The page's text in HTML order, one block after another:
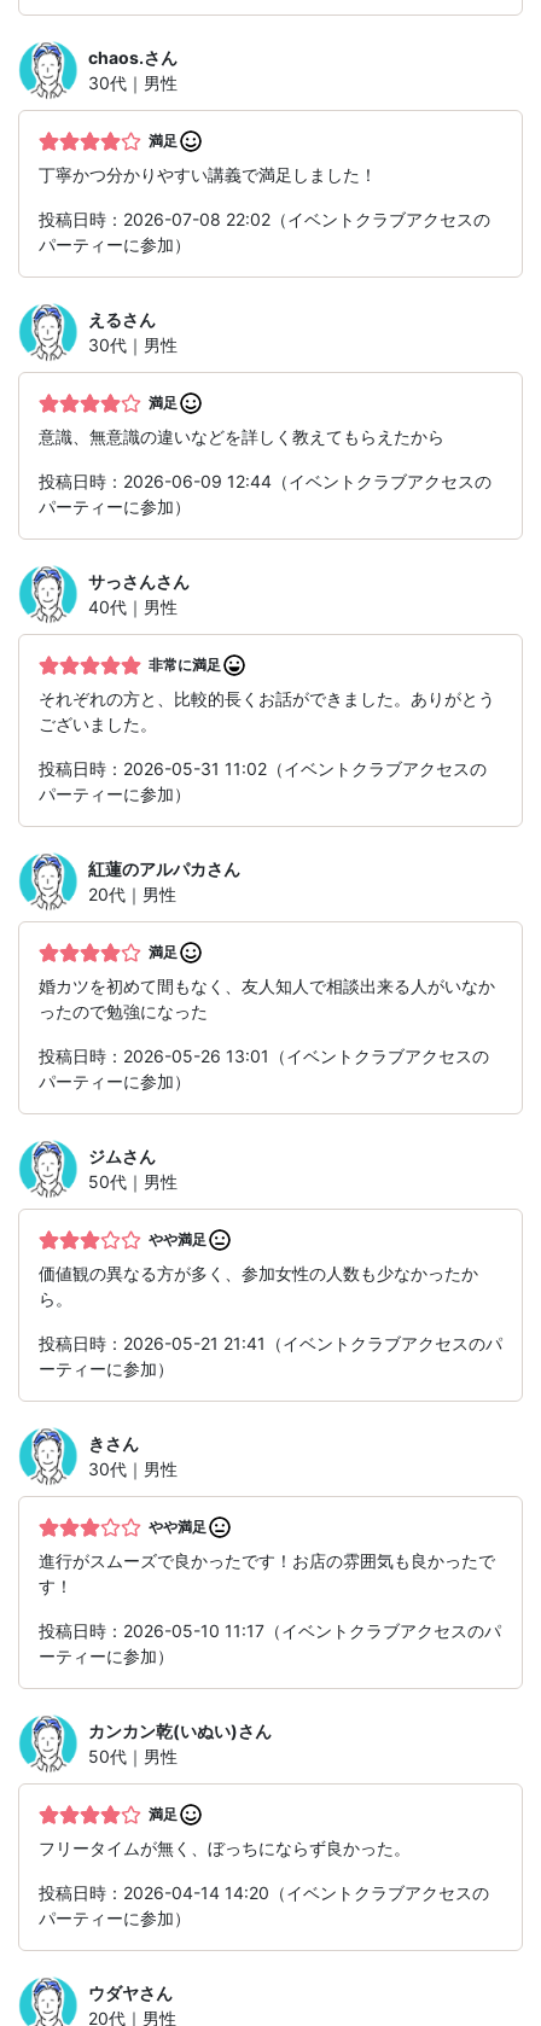
chaos.さん
30代｜男性
満足
丁寧かつ分かりやすい講義で満足しました！
投稿日時：2026-07-08 22:02（イベントクラブアクセスの
パーティーに参加）
えるさん
30代｜男性
満足
意識、無意識の違いなどを詳しく教えてもらえたから
投稿日時：2026-06-09 12:44（イベントクラブアクセスの
パーティーに参加）
サっさんさん
40代｜男性
非常に満足
それぞれの方と、比較的長くお話ができました。ありがとう
ございました。
投稿日時：2026-05-31 11:02（イベントクラブアクセスの
パーティーに参加）
紅蓮のアルパカさん
20代｜男性
満足
婚カツを初めて間もなく、友人知人で相談出来る人がいなか
ったので勉強になった
投稿日時：2026-05-26 13:01（イベントクラブアクセスの
パーティーに参加）
ジムさん
50代｜男性
やや満足
価値観の異なる方が多く、参加女性の人数も少なかったか
ら。
投稿日時：2026-05-21 21:41（イベントクラブアクセスのパ
ーティーに参加）
きさん
30代｜男性
やや満足
進行がスムーズで良かったです！お店の雰囲気も良かったで
す！
投稿日時：2026-05-10 11:17（イベントクラブアクセスのパ
ーティーに参加）
カンカン乾(いぬい)さん
50代｜男性
満足
フリータイムが無く、ぼっちにならず良かった。
投稿日時：2026-04-14 14:20（イベントクラブアクセスの
パーティーに参加）
ウダヤさん
20代｜男性